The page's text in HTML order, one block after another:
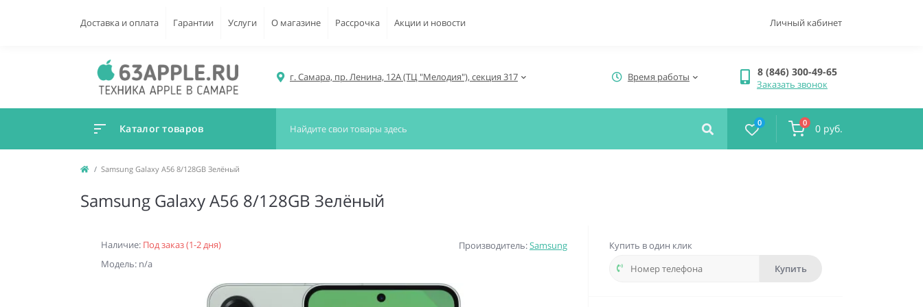
Доставка и оплата Гарантии Услуги О магазине Рассрочка Акции и новости Личный кабинет
г. Самара, пр. Ленина, 12А (ТЦ "Мелодия"), секция 317 Время работы 8 (846) 300-49-65
Заказать звонок
Каталог товаров 0 0 0 руб.
Samsung Galaxy A56 8/128GB Зелёный
Samsung Galaxy A56 8/128GB Зелёный
Наличие: Под заказ (1-2 дня)
Модель: n/a
Производитель:Samsung
Купить в один клик
Купить